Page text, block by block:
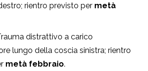
rientro previsto per metà
distrattivo a carico
lungo della coscia sinistra; rientro
metà febbraio.